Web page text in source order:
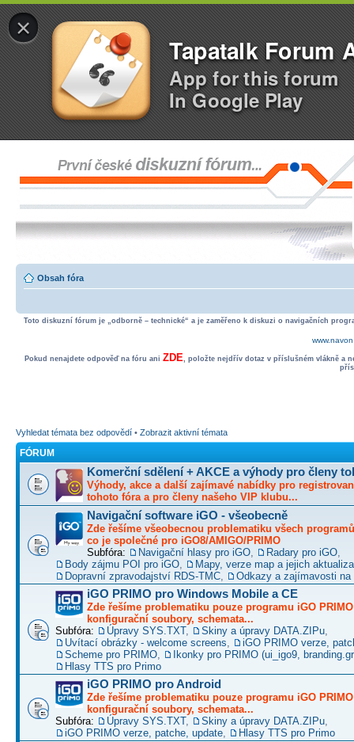
×
Tapatalk Forum
App for this forum
In Google Play
Obsah fóra
Toto diskuzní fórum je „odborně – technické“ a je zaměřeno k diskuzi o navigačních
Pokud nenajdete odpověď na fóru ani ZDE, položte nejdřív dotaz v příslušném vlákně a
Vyhledat témata bez odpovědí • Zobrazit aktivní témata
FÓRUM
Komerční sdělení + AKCE a výhody pro členy
Výhody, akce a další zajímavé nabídky pro
tohoto fóra a pro členy našeho VIP klubu...
Navigační software iGO - všeobecně
Zde řešíme všeobecnou problematiku všech
co je společné pro iGO8/AMIGO/PRIMO
Subfóra:
Navigační hlasy pro iGO Radary pro iGO
Body zájmu POI pro iGO
Mapy, verze map a jejich
Dopravní zpravodajství RDS-TMC
Odkazy a zajímavosti na
iGO PRIMO pro Windows Mobile a CE
Zde řešíme problematiku pouze programu iGO
konfigurační soubory, schemata...
Subfóra:
Úpravy SYS.TXT, Skiny a úpravy DATA.ZIPu
Uvítací obrázky - welcome screens
iGO PRIMO verze,
Scheme pro PRIMO
Ikonky pro PRIMO (ui_igo9,
Hlasy TTS pro Primo
iGO PRIMO pro Android
Zde řešíme problematiku pouze programu iGO
konfigurační soubory, schemata...
Subfóra:
Úpravy SYS.TXT, Skiny a úpravy DATA.ZIPu
iGO PRIMO verze, patche, update
Hlasy TTS pro Primo